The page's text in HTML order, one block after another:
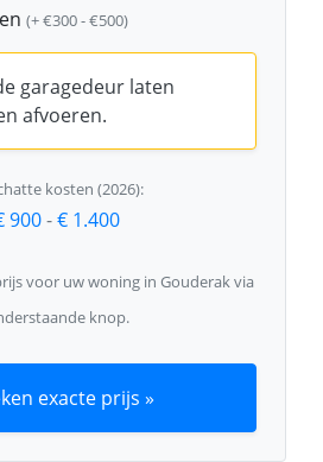
(+ €300 - €500)
garagedeur laten
afvoeren.
kosten (2026):
900-€ 1.400
voor uw woning in Gouderak via
knop.
exacte prijs »